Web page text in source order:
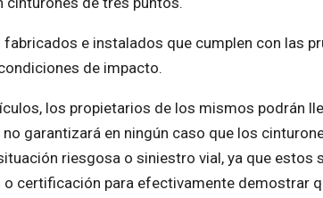
e instalados que cumplen con las
de impacto.
los propietarios de los mismos podrán
garantizará en ningún caso que los
riesgosa o siniestro vial, ya que estos
certificación para efectivamente demostrar